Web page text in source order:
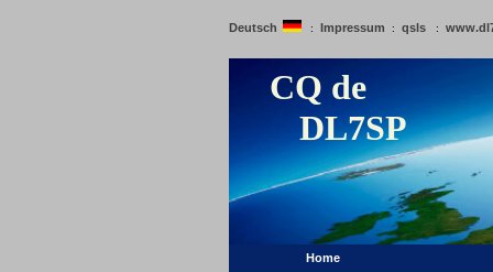
Deutsch : Impressum : qsls :
CQ de
DL7SP
Home